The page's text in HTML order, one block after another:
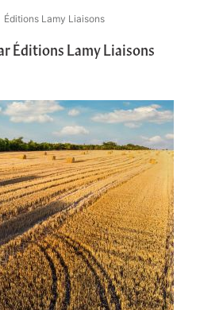
Éditions Lamy Liaisons
Éditions Lamy Liaisons